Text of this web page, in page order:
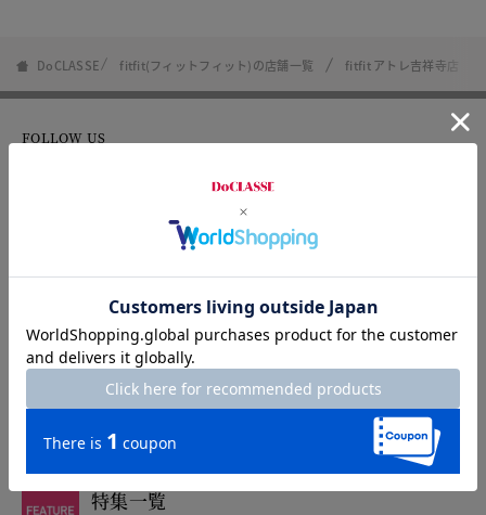
DoCLASSE fitfit(フィットフィット)の店舗一覧 fitfit アトレ吉祥寺店
FOLLOW US
メルマガ登録で500円OFF！
LINEお友達登録で500円OFF！
アプリダウンロードで500円OFF！
カタログ無料プレゼント
特集一覧